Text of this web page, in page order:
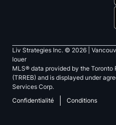
Liv Strategies Inc. © 2026 |
louer
MLS® data provided by the Toronto
(TRREB) and is displayed under
Services Corp.
Confidentialité
Conditions